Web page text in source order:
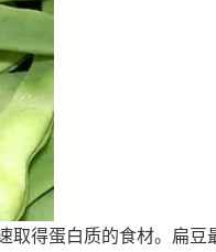
得蛋白质的食材。扁豆